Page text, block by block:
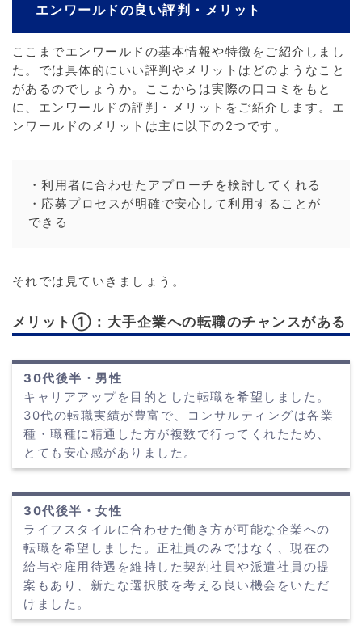
エンワールドの良い評判・メリット
ここまでエンワールドの基本情報や特徴をご紹介しまし
た。では具体的にいい評判やメリットはどのようなこと
があるのでしょうか。ここからは実際の口コミをもと
に、エンワールドの評判・メリットをご紹介します。エ
ンワールドのメリットは主に以下の2つです。
・利用者に合わせたアプローチを検討してくれる
・応募プロセスが明確で安心して利用することが
できる
それでは見ていきましょう。
メリット①：大手企業への転職のチャンスがある
30代後半・男性
キャリアアップを目的とした転職を希望しました。
30代の転職実績が豊富で、コンサルティングは各業
種・職種に精通した方が複数で行ってくれたため、
とても安心感がありました。
30代後半・女性
ライフスタイルに合わせた働き方が可能な企業への
転職を希望しました。正社員のみではなく、現在の
給与や雇用待遇を維持した契約社員や派遣社員の提
案もあり、新たな選択肢を考える良い機会をいただ
けました。